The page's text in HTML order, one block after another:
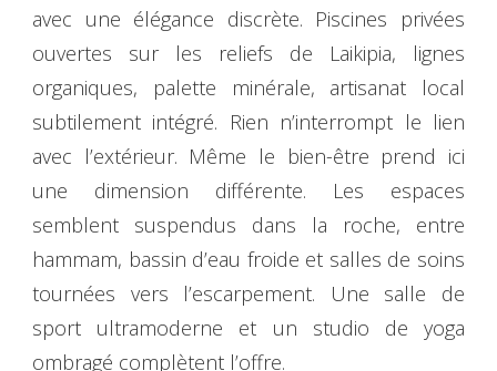
avec une élégance discrète. Piscines privées
ouvertes sur les reliefs de Laikipia, lignes
organiques, palette minérale, artisanat local
subtilement intégré. Rien n’interrompt le lien
avec l’extérieur. Même le bien-être prend ici
une dimension différente. Les espaces
semblent suspendus dans la roche, entre
hammam, bassin d’eau froide et salles de soins
tournées vers l’escarpement. Une salle de
sport ultramoderne et un studio de yoga
ombragé complètent l’offre.